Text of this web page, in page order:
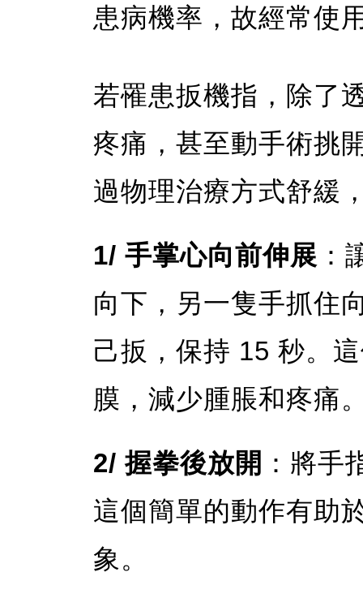
患病機率，故經常使
若罹患扳機指，除了
疼痛，甚至動手術挑
過物理治療方式舒緩
1/ 手掌心向前伸展 ：
向下，另一隻手抓住
己扳，保持 15 秒。
膜，減少腫脹和疼痛
2/ 握拳後放開 ：將手
這個簡單的動作有助
象。